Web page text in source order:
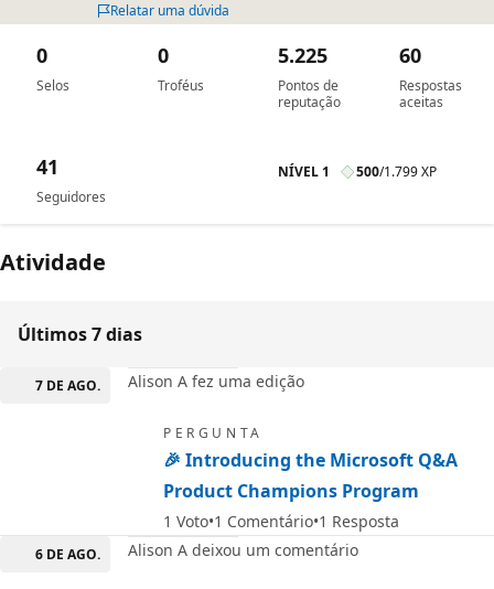
Relatar uma dúvida
Selos
0
Troféus
0
Pontos de
reputação
5.225
Respostas
aceitas
60
Seguidores
41 NÍVEL 1 500/1.799 XP
Atividade
Últimos 7 dias
7 DE AGO. Alison A fez uma edição
PERGUNTA
🎉 Introducing the Microsoft Q&A
Product Champions Program
1 Voto 1 Comentário 1 Resposta
6 DE AGO. Alison A deixou um comentário